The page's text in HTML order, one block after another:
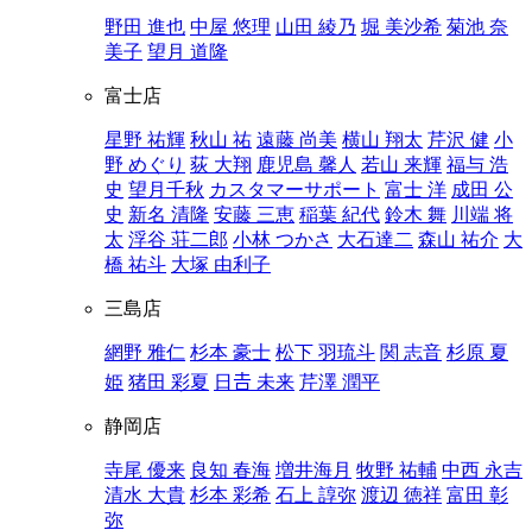
野田 進也 中屋 悠理 山田 綾乃 堀 美沙希 菊池 奈
美子 望月 道隆
富士店
星野 祐輝 秋山 祐 遠藤 尚美 横山 翔太 芹沢 健 小
野 めぐり 荻 大翔 鹿児島 馨人 若山 来輝 福与 浩
史 望月千秋 カスタマーサポート 富士 洋 成田 公
史 新名 清隆 安藤 三恵 稲葉 紀代 鈴木 舞 川端 将
太 浮谷 荘二郎 小林 つかさ 大石達二 森山 祐介 大
橋 祐斗 大塚 由利子
三島店
網野 雅仁 杉本 豪士 松下 羽琉斗 関 志音 杉原 夏
姫 猪田 彩夏 日𠮷 未来 芹澤 潤平
静岡店
寺尾 優来 良知 春海 増井海月 牧野 祐輔 中西 永吉
清水 大貴 杉本 彩希 石上 諄弥 渡辺 徳祥 富田 彰
弥